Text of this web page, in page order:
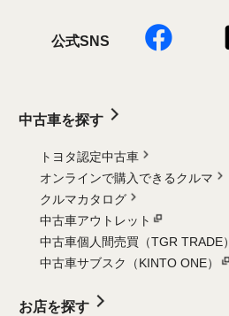
公式SNS
中古車を探す
トヨタ認定中古車
オンラインで購入できるクルマ
クルマカタログ
中古車アウトレット
中古車個人間売買（TGR TRADE）
中古車サブスク（KINTO ONE）
お店を探す